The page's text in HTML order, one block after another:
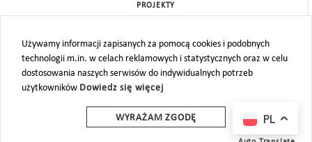
Używamy informacji zapisanych za pomocą cookies i podobnych
technologii m.in. w celach reklamowych i statystycznych oraz w celu
dostosowania naszych serwisów do indywidualnych potrzeb
użytkowników Dowiedz się więcej
WYRAŻAM ZGODĘ
PROJEKTY
MAPA STRONY
PL